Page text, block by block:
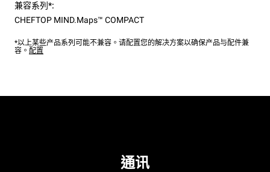
兼容系列*:
CHEFTOP MIND.Maps™ COMPACT
*以上某些产品系列可能不兼容。请配置您的解决方案以确保产品与配件兼
容。 配置
通讯